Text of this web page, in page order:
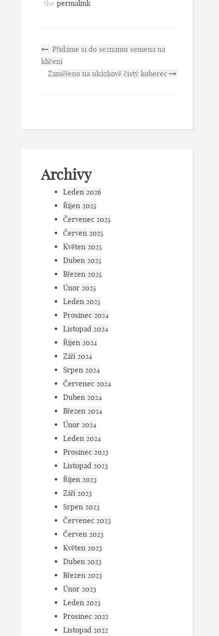
the permalink
Přidáme si do seznamu semena na
klíčení
Zaměřeno na ukázkově čistý koberec
Archivy
Leden 2026
Říjen 2025
Červenec 2025
Červen 2025
Květen 2025
Duben 2025
Březen 2025
Únor 2025
Leden 2025
Prosinec 2024
Listopad 2024
Říjen 2024
Září 2024
Srpen 2024
Červenec 2024
Duben 2024
Březen 2024
Únor 2024
Leden 2024
Prosinec 2023
Listopad 2023
Říjen 2023
Září 2023
Srpen 2023
Červenec 2023
Červen 2023
Květen 2023
Duben 2023
Březen 2023
Únor 2023
Leden 2023
Prosinec 2022
Listopad 2022